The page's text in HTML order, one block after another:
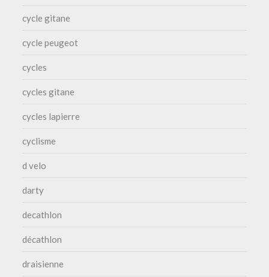
cycle gitane
cycle peugeot
cycles
cycles gitane
cycles lapierre
cyclisme
d velo
darty
decathlon
décathlon
draisienne